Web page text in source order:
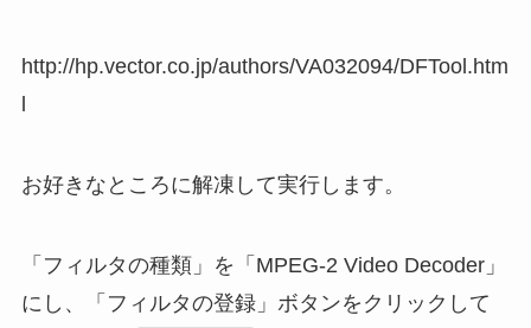
http://hp.vector.co.jp/authors/VA032094/DFTool.htm
お好きなところに解凍して実行します。
「フィルタの種類」を「MPEG-2 Video Decoder」
にし、「フィルタの登録」ボタンをクリックして